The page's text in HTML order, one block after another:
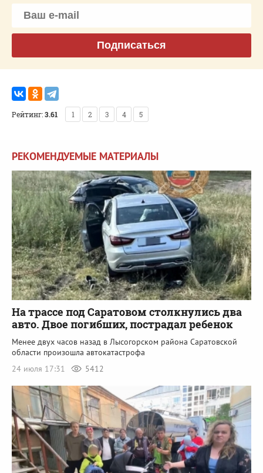
Подписаться
Рейтинг:3.61 1 2 3 4 5
РЕКОМЕНДУЕМЫЕ МАТЕРИАЛЫ
На трассе под Саратовом столкнулись два
авто. Двое погибших, пострадал ребенок
Менее двух часов назад в Лысогорском района Саратовской
области произошла автокатастрофа
24 июля 17:31
5412